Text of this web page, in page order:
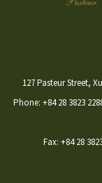
127 Pasteur Street,
Phone: +84 28 3823
​Fax: +84 28